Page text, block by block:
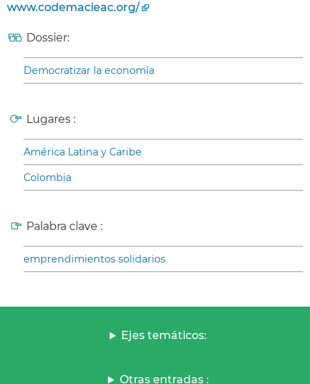
www.codemacieac.org/
Dossier:
Democratizar la economía
Lugares :
América Latina y Caribe
Colombia
Palabra clave :
emprendimientos solidarios
Ejes temáticos:
Otras entradas :